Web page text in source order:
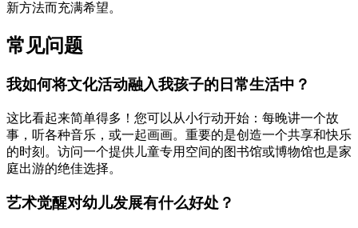
新方法而充满希望。
常见问题
我如何将文化活动融入我孩子的日常生活中？
这比看起来简单得多！您可以从小行动开始：每晚讲一个故
事，听各种音乐，或一起画画。重要的是创造一个共享和快乐
的时刻。访问一个提供儿童专用空间的图书馆或博物馆也是家
庭出游的绝佳选择。
艺术觉醒对幼儿发展有什么好处？